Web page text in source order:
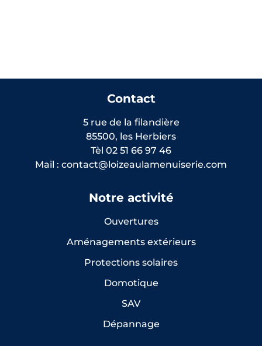
Contact
5 rue de la filandière
85500, les Herbiers
Tèl 02 51 66 97 46
Mail : contact@loizeaulamenuiserie.com
Notre activité
Ouvertures
Aménagements extérieurs
Protections solaires
Domotique
SAV
Dépannage